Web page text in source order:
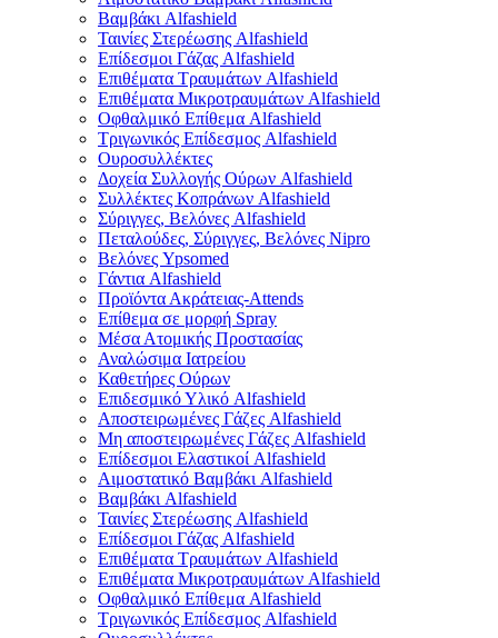
Βαμβάκι Alfashield
Ταινίες Στερέωσης Alfashield
Επίδεσμοι Γάζας Alfashield
Επιθέματα Τραυμάτων Alfashield
Επιθέματα Μικροτραυμάτων Alfashield
Οφθαλμικό Eπίθεμα Alfashield
Τριγωνικός Επίδεσμος Alfashield
Ουροσυλλέκτες
Δοχεία Συλλογής Ούρων Alfashield
Συλλέκτες Κοπράνων Alfashield
Σύριγγες, Βελόνες Alfashield
Πεταλούδες, Σύριγγες, Βελόνες Nipro
Βελόνες Ypsomed
Γάντια Alfashield
Προϊόντα Ακράτειας-Attends
Επίθεμα σε μορφή Spray
Μέσα Ατομικής Προστασίας
Αναλώσιμα Ιατρείου
Καθετήρες Ούρων
Επιδεσμικό Υλικό Alfashield
Αποστειρωμένες Γάζες Alfashield
Μη αποστειρωμένες Γάζες Alfashield
Επίδεσμοι Ελαστικοί Alfashield
Αιμοστατικό Βαμβάκι Alfashield
Βαμβάκι Alfashield
Ταινίες Στερέωσης Alfashield
Επίδεσμοι Γάζας Alfashield
Επιθέματα Τραυμάτων Alfashield
Επιθέματα Μικροτραυμάτων Alfashield
Οφθαλμικό Eπίθεμα Alfashield
Τριγωνικός Επίδεσμος Alfashield